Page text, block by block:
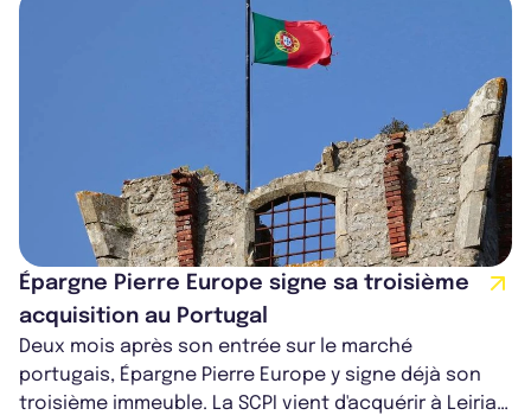
Épargne Pierre Europe signe sa troisième
acquisition au Portugal
Deux mois après son entrée sur le marché
portugais, Épargne Pierre Europe y signe déjà son
troisième immeuble. La SCPI vient d'acquérir à Leiria,